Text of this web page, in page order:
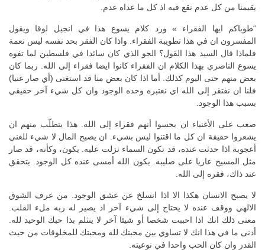
يقيمنا من كل عدم نقع فيه اذ كل ما عداه عدم.
“طوباكم ايها الفقراء » ورد كلام يسوع هذا في انجيل لوقا ويقول
المفسرون ان في هذا تطويبة الفقراء. واذا كان الفقر بحد نفسه ليس نعمة
فلماذا قال السيد هذا القول؟ الجو الذي كان سائدا في فلسطين لما تفوه
يسوع الناصري بهذا الكلام ان الفقراء كانوا ايضا فقراء إلى الله. ربما كان
بعض منهم حتى اليوم كذلك. أما اذا كان بعض منا قد استغنى (أي صار غنيا)
فلنا ان نفتقر إلى الله اي نعتبره وحده الوجود وان كل شيء آخر حقيقي
بسبب هذا الوجود.
صعب على الأغنياء ان يحسوا أنهم فقراء إلى الله. هذا يتطلّب منهم ان
يشعروا حقيقة ان كل ما اقتنوا ليس بشيء. ان يصبح المال لا شيء للغني
أعجوبة اذا حدثت عنده، قد تكون السماء نزلت عليه. يكون، وكأنه، قد صار
مثل المسيح عاريا على صليبه. يكون الله أمسى عنده كل الوجود. يتحقق
عند ذاك، فقره إلى الله.
لا يصبح الانسان هكذا الا اذا انسلخ عن عشق الوجود. من عرف الشوق
الالهي ووقف عنده لا يحتاج إلى شيء آخر اذ يصير له ربه ملء القلب.
معنى ذلك انك اذا احببت شخصا أو شيئا آخر لا ينثلم بذا حبك الوحيد لله.
أدنى ما في هذا انك لا تساوي بين محبتك لله ومحبتك للمخلوقات من حيث
القدر وان كان الحب واحدا في نوعيته.